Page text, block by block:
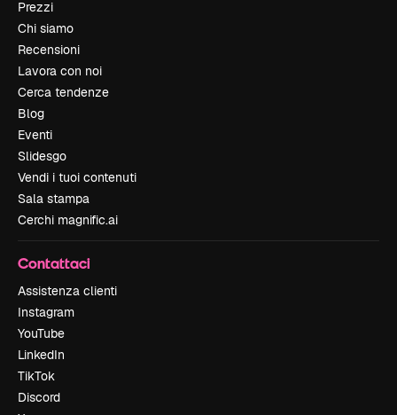
Prezzi
Chi siamo
Recensioni
Lavora con noi
Cerca tendenze
Blog
Eventi
Slidesgo
Vendi i tuoi contenuti
Sala stampa
Cerchi magnific.ai
Contattaci
Assistenza clienti
Instagram
YouTube
LinkedIn
TikTok
Discord